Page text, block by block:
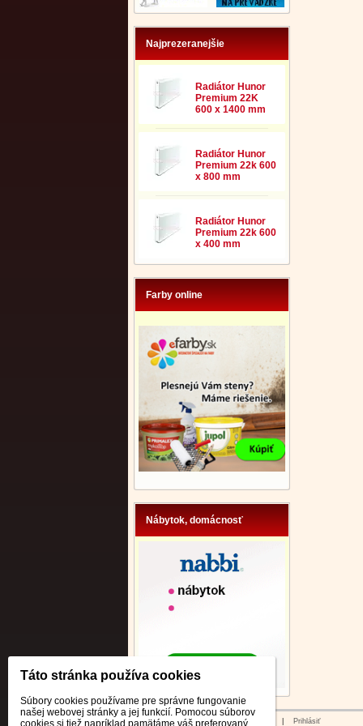
Najprezeranejšie
Radiátor Hunor
Premium 22K
600 x 1400 mm
Radiátor Hunor
Premium 22k 600
x 800 mm
Radiátor Hunor
Premium 22k 600
x 400 mm
Farby online
Nábytok, domácnosť
© 2026 WEXBO |www.wexbo.com Prihlásiť
Táto stránka používa cookies
Súbory cookies používame pre správne fungovanie
našej webovej stránky a jej funkcií. Pomocou súborov
cookies si tiež napríklad pamätáme váš preferovaný